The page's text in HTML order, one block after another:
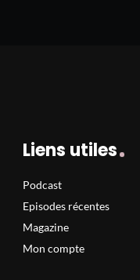
Liens utiles
Podcast
Episodes récentes
Magazine
Mon compte